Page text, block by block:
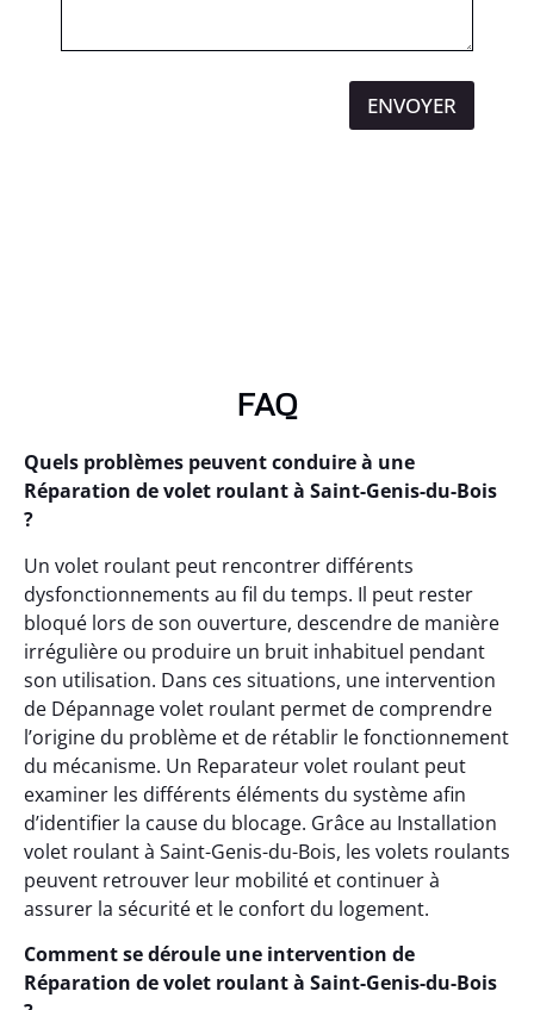
ENVOYER
FAQ
Quels problèmes peuvent conduire à une
Réparation de volet roulant à Saint-Genis-du-Bois
?
Un volet roulant peut rencontrer différents
dysfonctionnements au fil du temps. Il peut rester
bloqué lors de son ouverture, descendre de manière
irrégulière ou produire un bruit inhabituel pendant
son utilisation. Dans ces situations, une intervention
de Dépannage volet roulant permet de comprendre
l’origine du problème et de rétablir le fonctionnement
du mécanisme. Un Reparateur volet roulant peut
examiner les différents éléments du système afin
d’identifier la cause du blocage. Grâce au Installation
volet roulant à Saint-Genis-du-Bois, les volets roulants
peuvent retrouver leur mobilité et continuer à
assurer la sécurité et le confort du logement.
Comment se déroule une intervention de
Réparation de volet roulant à Saint-Genis-du-Bois